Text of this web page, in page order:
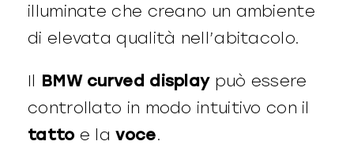
illuminate che creano un ambiente
di elevata qualità nell’abitacolo.
Il BMW curved displaypuò essere
controllato in modo intuitivo con il
tatto e la voce.